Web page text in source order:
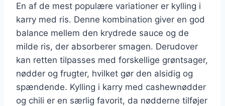
En af de mest populære variationer er kylling i
karry med ris. Denne kombination giver en god
balance mellem den krydrede sauce og de
milde ris, der absorberer smagen. Derudover
kan retten tilpasses med forskellige grøntsager,
nødder og frugter, hvilket gør den alsidig og
spændende. Kylling i karry med cashewnødder
og chili er en særlig favorit, da nødderne tilføjer